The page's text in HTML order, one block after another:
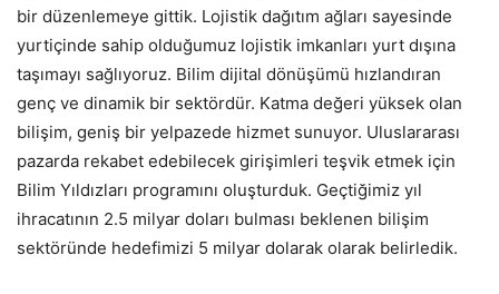
bir düzenlemeye gittik. Lojistik dağıtım ağları sayesinde
yurtiçinde sahip olduğumuz lojistik imkanları yurt dışına
taşımayı sağlıyoruz. Bilim dijital dönüşümü hızlandıran
genç ve dinamik bir sektördür. Katma değeri yüksek olan
bilişim, geniş bir yelpazede hizmet sunuyor. Uluslararası
pazarda rekabet edebilecek girişimleri teşvik etmek için
Bilim Yıldızları programını oluşturduk. Geçtiğimiz yıl
ihracatının 2.5 milyar doları bulması beklenen bilişim
sektöründe hedefimizi 5 milyar dolarak olarak belirledik.